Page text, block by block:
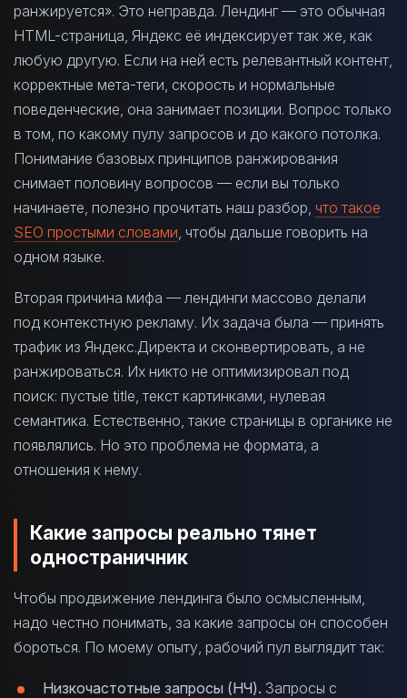
ранжируется». Это неправда. Лендинг — это обычная
HTML-страница, Яндекс её индексирует так же, как
любую другую. Если на ней есть релевантный контент,
корректные мета-теги, скорость и нормальные
поведенческие, она занимает позиции. Вопрос только
в том, по какому пулу запросов и до какого потолка.
Понимание базовых принципов ранжирования
снимает половину вопросов — если вы только
начинаете, полезно прочитать наш разбор, что такое
SEO простыми словами , чтобы дальше говорить на
одном языке.
Вторая причина мифа — лендинги массово делали
под контекстную рекламу. Их задача была — принять
трафик из Яндекс.Директа и сконвертировать, а не
ранжироваться. Их никто не оптимизировал под
поиск: пустые title, текст картинками, нулевая
семантика. Естественно, такие страницы в органике не
появлялись. Но это проблема не формата, а
отношения к нему.
Какие запросы реально тянет
одностраничник
Чтобы продвижение лендинга было осмысленным,
надо честно понимать, за какие запросы он способен
бороться. По моему опыту, рабочий пул выглядит так:
Низкочастотные запросы (НЧ). Запросы с